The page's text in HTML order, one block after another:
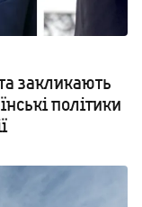
закликають
політики